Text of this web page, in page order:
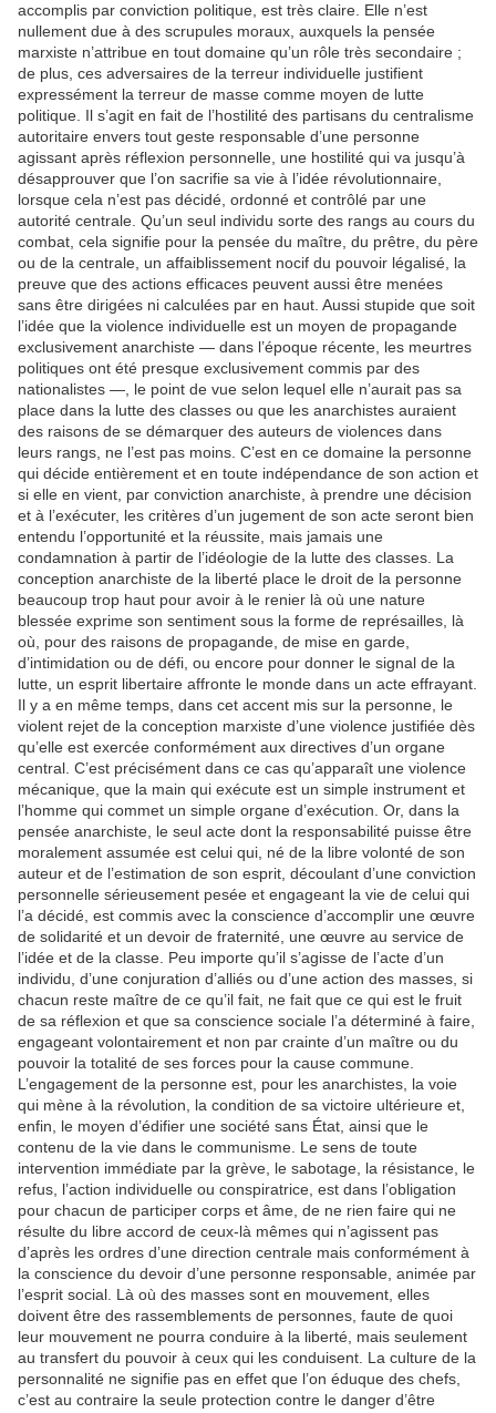
accomplis par conviction politique, est très claire. Elle n’est
nullement due à des scrupules moraux, auxquels la pensée
marxiste n’attribue en tout domaine qu’un rôle très secondaire ;
de plus, ces adversaires de la terreur individuelle justifient
expressément la terreur de masse comme moyen de lutte
politique. Il s’agit en fait de l’hostilité des partisans du centralisme
autoritaire envers tout geste responsable d’une personne
agissant après réflexion personnelle, une hostilité qui va jusqu’à
désapprouver que l’on sacrifie sa vie à l’idée révolutionnaire,
lorsque cela n’est pas décidé, ordonné et contrôlé par une
autorité centrale. Qu’un seul individu sorte des rangs au cours du
combat, cela signifie pour la pensée du maître, du prêtre, du père
ou de la centrale, un affaiblissement nocif du pouvoir légalisé, la
preuve que des actions efficaces peuvent aussi être menées
sans être dirigées ni calculées par en haut. Aussi stupide que soit
l’idée que la violence individuelle est un moyen de propagande
exclusivement anarchiste — dans l’époque récente, les meurtres
politiques ont été presque exclusivement commis par des
nationalistes —, le point de vue selon lequel elle n’aurait pas sa
place dans la lutte des classes ou que les anarchistes auraient
des raisons de se démarquer des auteurs de violences dans
leurs rangs, ne l’est pas moins. C’est en ce domaine la personne
qui décide entièrement et en toute indépendance de son action et
si elle en vient, par conviction anarchiste, à prendre une décision
et à l’exécuter, les critères d’un jugement de son acte seront bien
entendu l’opportunité et la réussite, mais jamais une
condamnation à partir de l’idéologie de la lutte des classes. La
conception anarchiste de la liberté place le droit de la personne
beaucoup trop haut pour avoir à le renier là où une nature
blessée exprime son sentiment sous la forme de représailles, là
où, pour des raisons de propagande, de mise en garde,
d’intimidation ou de défi, ou encore pour donner le signal de la
lutte, un esprit libertaire affronte le monde dans un acte effrayant.
Il y a en même temps, dans cet accent mis sur la personne, le
violent rejet de la conception marxiste d’une violence justifiée dès
qu’elle est exercée conformément aux directives d’un organe
central. C’est précisément dans ce cas qu’apparaît une violence
mécanique, que la main qui exécute est un simple instrument et
l’homme qui commet un simple organe d’exécution. Or, dans la
pensée anarchiste, le seul acte dont la responsabilité puisse être
moralement assumée est celui qui, né de la libre volonté de son
auteur et de l’estimation de son esprit, découlant d’une conviction
personnelle sérieusement pesée et engageant la vie de celui qui
l’a décidé, est commis avec la conscience d’accomplir une œuvre
de solidarité et un devoir de fraternité, une œuvre au service de
l’idée et de la classe. Peu importe qu’il s’agisse de l’acte d’un
individu, d’une conjuration d’alliés ou d’une action des masses, si
chacun reste maître de ce qu’il fait, ne fait que ce qui est le fruit
de sa réflexion et que sa conscience sociale l’a déterminé à faire,
engageant volontairement et non par crainte d’un maître ou du
pouvoir la totalité de ses forces pour la cause commune.
L’engagement de la personne est, pour les anarchistes, la voie
qui mène à la révolution, la condition de sa victoire ultérieure et,
enfin, le moyen d’édifier une société sans État, ainsi que le
contenu de la vie dans le communisme. Le sens de toute
intervention immédiate par la grève, le sabotage, la résistance, le
refus, l’action individuelle ou conspiratrice, est dans l’obligation
pour chacun de participer corps et âme, de ne rien faire qui ne
résulte du libre accord de ceux-là mêmes qui n’agissent pas
d’après les ordres d’une direction centrale mais conformément à
la conscience du devoir d’une personne responsable, animée par
l’esprit social. Là où des masses sont en mouvement, elles
doivent être des rassemblements de personnes, faute de quoi
leur mouvement ne pourra conduire à la liberté, mais seulement
au transfert du pouvoir à ceux qui les conduisent. La culture de la
personnalité ne signifie pas en effet que l’on éduque des chefs,
c’est au contraire la seule protection contre le danger d’être